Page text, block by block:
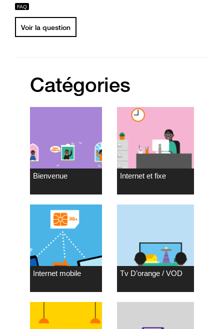
Voir la question
Catégories
Bienvenue Internet et fixe
Internet mobile Tv D’orange / VOD